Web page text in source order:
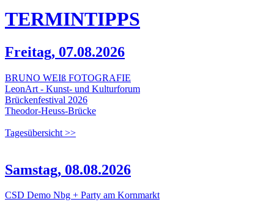
TERMINTIPPS
Freitag, 07.08.2026
BRUNO WEIß FOTOGRAFIE
LeonArt - Kunst- und Kulturforum
Brückenfestival 2026
Theodor-Heuss-Brücke
Tagesübersicht >>
Samstag, 08.08.2026
CSD Demo Nbg + Party am Kornmarkt